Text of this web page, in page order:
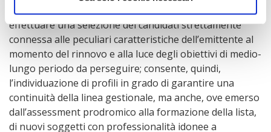
caratteristiche degli stessi. Tale opzione consente di
effettuare una selezione dei candidati strettamente
connessa alle peculiari caratteristiche dell’emittente al
momento del rinnovo e alla luce degli obiettivi di medio-
lungo periodo da perseguire; consente, quindi,
l’individuazione di profili in grado di garantire una
continuità della linea gestionale, ma anche, ove emerso
dall’assessment prodromico alla formazione della lista,
di nuovi soggetti con professionalità idonee a